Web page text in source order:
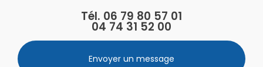
Tél. 06 79 80 57 01
04 74 31 52 00
Envoyer un message